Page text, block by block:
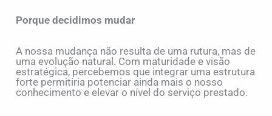
Porque decidimos mudar
A nossa mudança não resulta de uma rutura, mas de
uma evolução natural. Com maturidade e visão
estratégica, percebemos que integrar uma estrutura
forte permitiria potenciar ainda mais o nosso
conhecimento e elevar o nível do serviço prestado.